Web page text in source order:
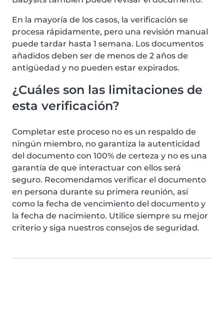
En la mayoría de los casos, la verificación se
procesa rápidamente, pero una revisión manual
puede tardar hasta 1 semana. Los documentos
añadidos deben ser de menos de 2 años de
antigüedad y no pueden estar expirados.
¿Cuáles son las limitaciones de
esta verificación?
Completar este proceso no es un respaldo de
ningún miembro, no garantiza la autenticidad
del documento con 100% de certeza y no es una
garantía de que interactuar con ellos será
seguro. Recomendamos verificar el documento
en persona durante su primera reunión, así
como la fecha de vencimiento del documento y
la fecha de nacimiento. Utilice siempre su mejor
criterio y siga nuestros consejos de seguridad.